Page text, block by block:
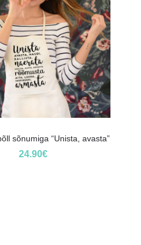
sõnumiga “Unista, avasta”
24.90€